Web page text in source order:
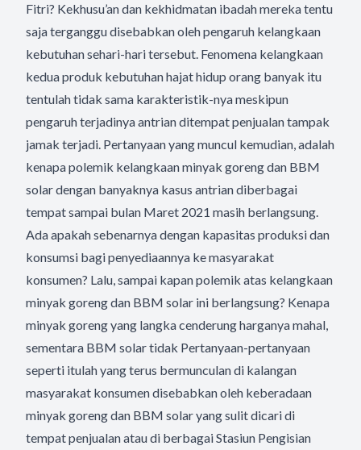
Fitri? Kekhusu’an dan kekhidmatan ibadah mereka tentu
saja terganggu disebabkan oleh pengaruh kelangkaan
kebutuhan sehari-hari tersebut. Fenomena kelangkaan
kedua produk kebutuhan hajat hidup orang banyak itu
tentulah tidak sama karakteristik-nya meskipun
pengaruh terjadinya antrian ditempat penjualan tampak
jamak terjadi. Pertanyaan yang muncul kemudian, adalah
kenapa polemik kelangkaan minyak goreng dan BBM
solar dengan banyaknya kasus antrian diberbagai
tempat sampai bulan Maret 2021 masih berlangsung.
Ada apakah sebenarnya dengan kapasitas produksi dan
konsumsi bagi penyediaannya ke masyarakat
konsumen? Lalu, sampai kapan polemik atas kelangkaan
minyak goreng dan BBM solar ini berlangsung? Kenapa
minyak goreng yang langka cenderung harganya mahal,
sementara BBM solar tidak Pertanyaan-pertanyaan
seperti itulah yang terus bermunculan di kalangan
masyarakat konsumen disebabkan oleh keberadaan
minyak goreng dan BBM solar yang sulit dicari di
tempat penjualan atau di berbagai Stasiun Pengisian